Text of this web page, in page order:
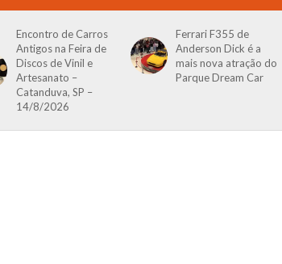
Encontro de Carros
Antigos na Feira de
Discos de Vinil e
Artesanato –
Catanduva, SP –
14/8/2026
Ferrari F355 de
Anderson Dick é a
mais nova atração do
Parque Dream Car